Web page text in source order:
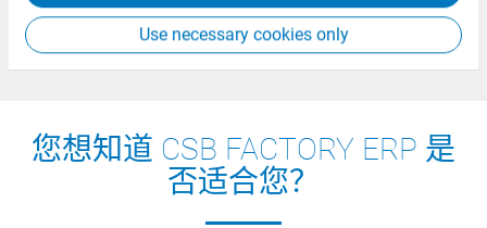
Use necessary cookies only
您想知道 CSB FACTORY ERP 是
否适合您？